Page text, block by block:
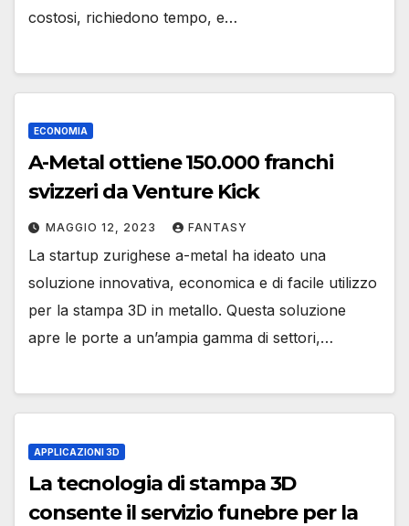
costosi, richiedono tempo, e…
ECONOMIA
A-Metal ottiene 150.000 franchi
svizzeri da Venture Kick
MAGGIO 12, 2023 FANTASY
La startup zurighese a-metal ha ideato una
soluzione innovativa, economica e di facile utilizzo
per la stampa 3D in metallo. Questa soluzione
apre le porte a un’ampia gamma di settori,…
APPLICAZIONI 3D
La tecnologia di stampa 3D
consente il servizio funebre per la